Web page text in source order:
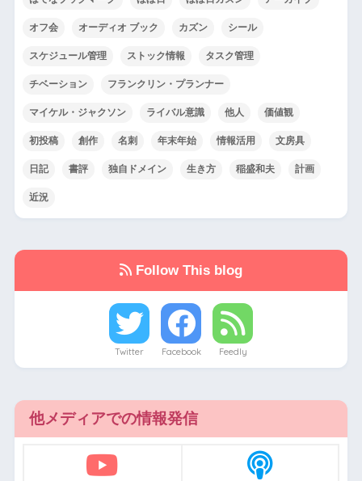
オフ会 オーディオ ブック カズン シール
スケジュール管理 ストック情報 タスク管理
チベーション フランクリン・プランナー
マイケル・ジャクソン ライバル意識 他人 価値観
初投稿 創作 名刺 年末年始 情報活用 文房具
日記 書評 独自ドメイン 生き方 稲盛和夫 計画
近況
Follow This blog
Twitter Facebook Feedly
他メディアでの情報発信